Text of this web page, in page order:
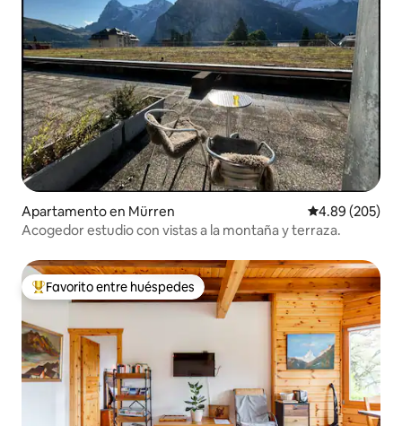
Apartamento en Mürren Calificación
4.89 (205)
Acogedor estudio con vistas a la montaña y terraza.
Favorito entre huéspedes preferido
Favorito entre huéspedes